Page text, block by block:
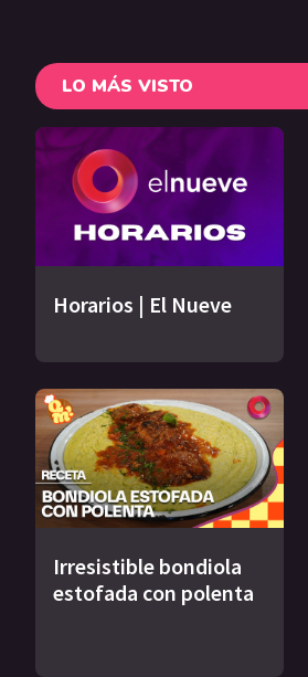
LO MÁS VISTO
Horarios | El Nueve
Irresistible bondiola
estofada con polenta